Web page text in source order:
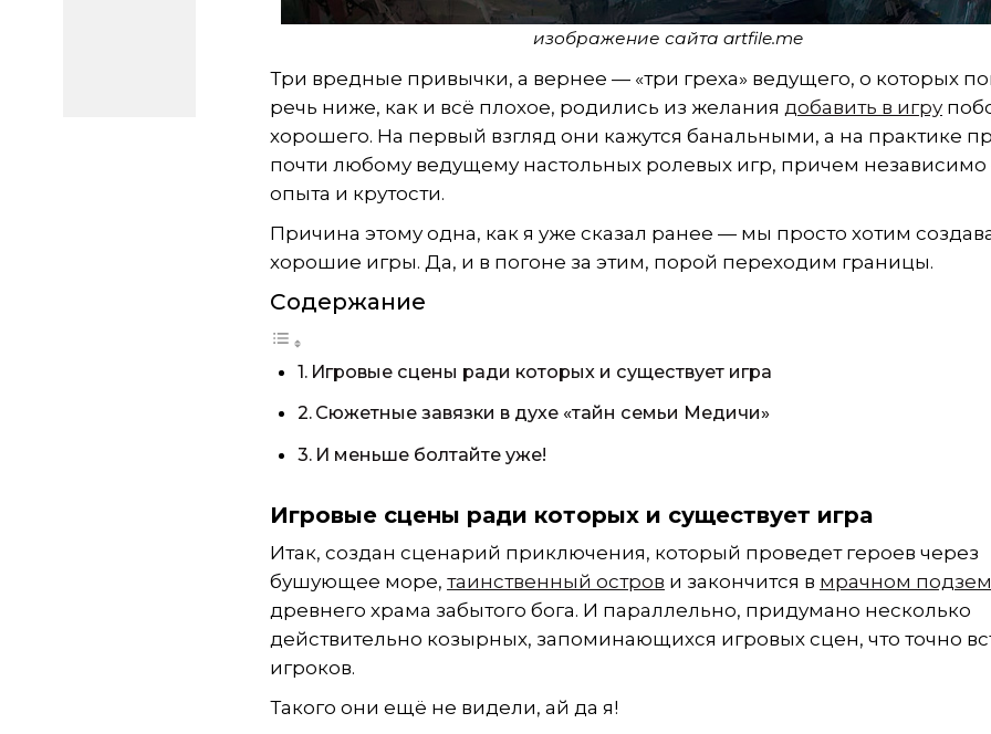
изображение сайта artfile.me
Три вредные привычки, а вернее — «три греха» ведущего, о которых
речь ниже, как и всё плохое, родились из желания добавить в игру
хорошего. На первый взгляд они кажутся банальными, а на практике
почти любому ведущему настольных ролевых игр, причем независимо
опыта и крутости.
Причина этому одна, как я уже сказал ранее — мы просто хотим
хорошие игры. Да, и в погоне за этим, порой переходим границы.
Содержание
Игровые сцены ради которых и существует игра
Сюжетные завязки в духе «тайн семьи Медичи»
И меньше болтайте уже!
Игровые сцены ради которых и существует игра
Итак, создан сценарий приключения, который проведет героев через
бушующее море, таинственный остров и закончится в мрачном
древнего храма забытого бога. И параллельно, придумано несколько
действительно козырных, запоминающихся игровых сцен, что точно
игроков.
Такого они ещё не видели, ай да я!